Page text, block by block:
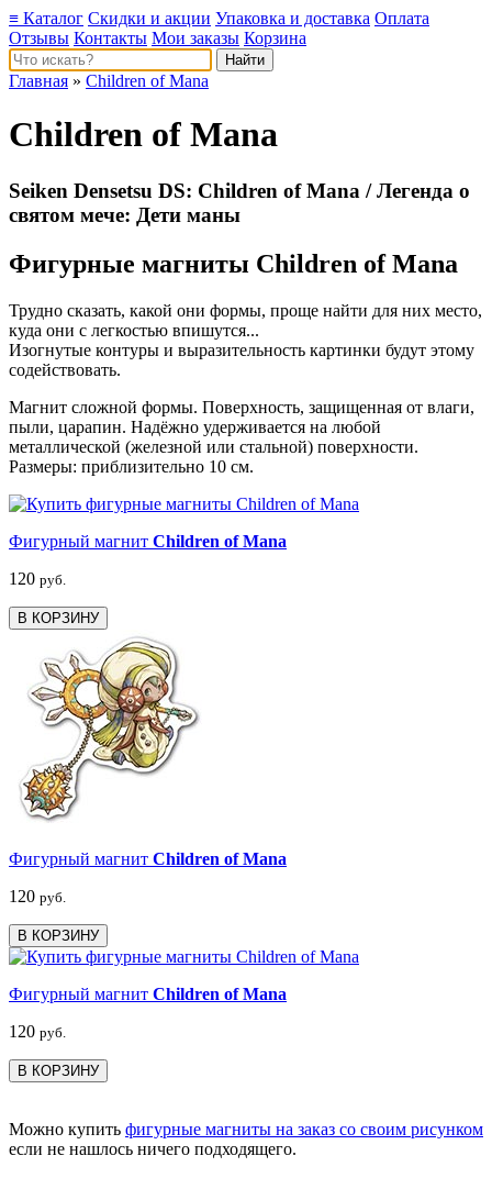
≡ Каталог Скидки и акции Упаковка и доставка Оплата
Отзывы Контакты Мои заказы Корзина
Главная » Children of Mana
Children of Mana
Seiken Densetsu DS: Children of Mana / Легенда о
святом мече: Дети маны
Фигурные магниты Children of Mana
Трудно сказать, какой они формы, проще найти для них место,
куда они с легкостью впишутся...
Изогнутые контуры и выразительность картинки будут этому
содействовать.
Магнит сложной формы. Поверхность, защищенная от влаги,
пыли, царапин. Надёжно удерживается на любой
металлической (железной или стальной) поверхности.
Размеры: приблизительно 10 см.
Фигурный магнит Children of Mana
120 руб.
В КОРЗИНУ
Фигурный магнит Children of Mana
120 руб.
В КОРЗИНУ
Фигурный магнит Children of Mana
120 руб.
В КОРЗИНУ
Можно купить фигурные магниты на заказ со своим рисунком
если не нашлось ничего подходящего.